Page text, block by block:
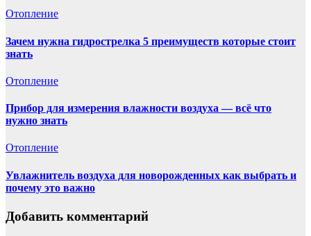
Отопление
Зачем нужна гидрострелка 5 преимуществ которые стоит
знать
Отопление
Прибор для измерения влажности воздуха — всё что
нужно знать
Отопление
Увлажнитель воздуха для новорожденных как выбрать и
почему это важно
Добавить комментарий